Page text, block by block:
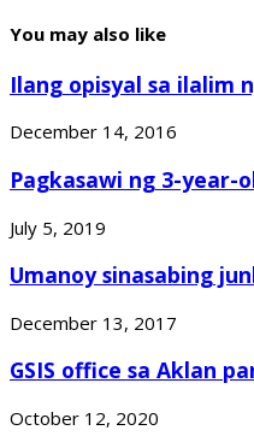
You may also like
Ilang opisyal sa ilalim
December 14, 2016
Pagkasawi ng 3-year-
July 5, 2019
Umanoy sinasabing
December 13, 2017
GSIS office sa Aklan
October 12, 2020